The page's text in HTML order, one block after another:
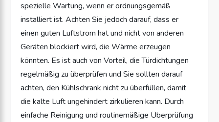
spezielle Wartung, wenn er ordnungsgemäß
installiert ist. Achten Sie jedoch darauf, dass er
einen guten Luftstrom hat und nicht von anderen
Geräten blockiert wird, die Wärme erzeugen
könnten. Es ist auch von Vorteil, die Türdichtungen
regelmäßig zu überprüfen und Sie sollten darauf
achten, den Kühlschrank nicht zu überfüllen, damit
die kalte Luft ungehindert zirkulieren kann. Durch
einfache Reinigung und routinemäßige Überprüfung